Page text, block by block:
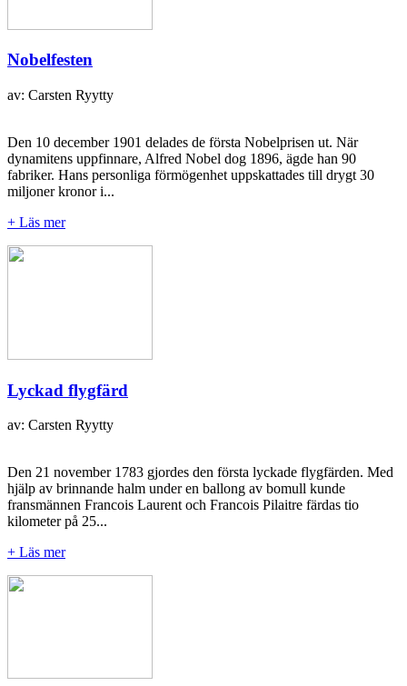
Nobelfesten
av: Carsten Ryytty
Den 10 december 1901 delades de första Nobelprisen ut. När
dynamitens uppfinnare, Alfred Nobel dog 1896, ägde han 90
fabriker. Hans personliga förmögenhet uppskattades till drygt 30
miljoner kronor i...
+ Läs mer
Lyckad flygfärd
av: Carsten Ryytty
Den 21 november 1783 gjordes den första lyckade flygfärden. Med
hjälp av brinnande halm under en ballong av bomull kunde
fransmännen Francois Laurent och Francois Pilaitre färdas tio
kilometer på 25...
+ Läs mer